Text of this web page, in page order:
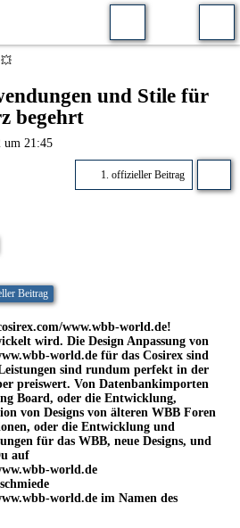
und Stile für
begehrt
um 21:45
1. offizieller Beitrag
Beitrag
www.wbb-world.de!
wird. Die Design Anpassung von
world.de für das Cosirex sind
sind rundum perfekt in der
preiswert. Von Datenbankimporten
Board, oder die Entwicklung,
von Designs von älteren WBB Foren
oder die Entwicklung und
für das WBB, neue Designs, und
auf
world.de
world.de im Namen des